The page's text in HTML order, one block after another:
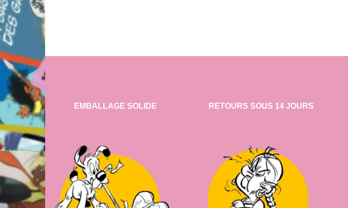
EMBALLAGE SOLIDE RETOURS SOUS 14 JOURS